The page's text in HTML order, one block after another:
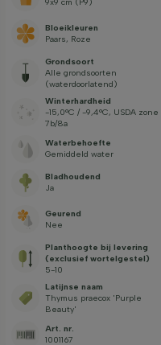
Bloeikleuren
Paars, Roze
Grondsoort
Alle grondsoorten
(waterdoorlatend)
Winterhardheid
-15,0°C / -9,4°C, USDA zone
7b/8a
Waterbehoefte
Gemiddeld water
Bladhoudend
Ja
Geurend
Nee
Planthoogte bij levering
(exclusief wortelgestel)
5-10
Latijnse naam
Thymus praecox 'Purple
Beauty'
Art. nr.
1001167